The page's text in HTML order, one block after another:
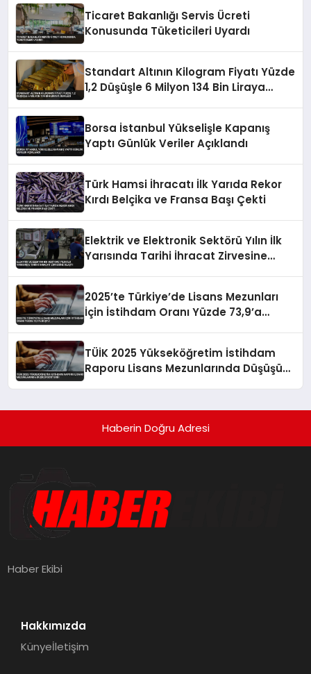
Ticaret Bakanlığı Servis Ücreti
Konusunda Tüketicileri Uyardı
Standart Altının Kilogram Fiyatı Yüzde
1,2 Düşüşle 6 Milyon 134 Bin Liraya
Borsa İstanbul Yükselişle Kapanış
Yaptı Günlük Veriler Açıklandı
Türk Hamsi İhracatı İlk Yarıda Rekor
Kırdı Belçika ve Fransa Başı Çekti
Elektrik ve Elektronik Sektörü Yılın İlk
Yarısında Tarihi İhracat Zirvesine
2025’te Türkiye’de Lisans Mezunları
İçin İstihdam Oranı Yüzde 73,9’a
TÜİK 2025 Yükseköğretim İstihdam
Raporu Lisans Mezunlarında Düşüşü
Haberin Doğru Adresi
Haber Ekibi
Hakkımızda
Künyeİletişim